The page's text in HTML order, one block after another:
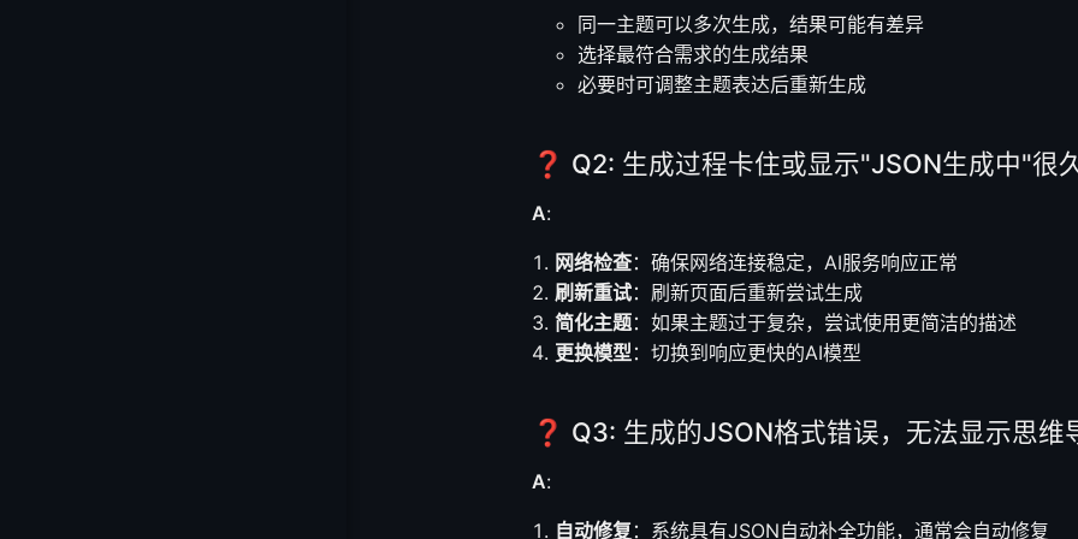
同一主题可以多次生成，结果可能有差异
选择最符合需求的生成结果
必要时可调整主题表达后重新生成
❓ Q2: 生成过程卡住或显示"JSON生成中"很久
A:
网络检查：确保网络连接稳定，AI服务响应正常
刷新重试：刷新页面后重新尝试生成
简化主题：如果主题过于复杂，尝试使用更简洁的描述
更换模型 ：切换到响应更快的AI模型
❓ Q3: 生成的JSON格式错误，无法显示思维
A:
自动修复 ：系统具有JSON自动补全功能，通常会自动修复